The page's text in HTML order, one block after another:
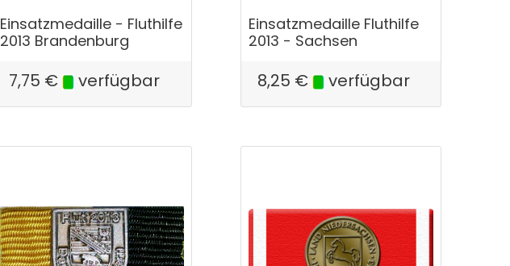
Einsatzmedaille - Fluthilfe
2013 Brandenburg
7,75 € verfügbar
Einsatzmedaille Fluthilfe
2013 - Sachsen
8,25 € verfügbar